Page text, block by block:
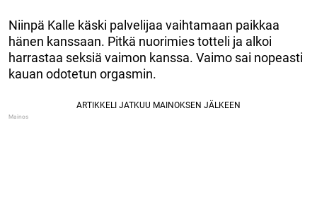
Niinpä Kalle käski palvelijaa vaihtamaan paikkaa
hänen kanssaan. Pitkä nuorimies totteli ja alkoi
harrastaa seksiä vaimon kanssa. Vaimo sai nopeasti
kauan odotetun orgasmin.